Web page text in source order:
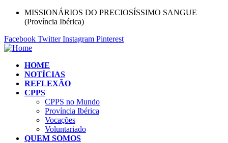
MISSIONÁRIOS DO PRECIOSÍSSIMO SANGUE
(Província Ibérica)
Facebook Twitter Instagram Pinterest
HOME
NOTÍCIAS
REFLEXÃO
CPPS
CPPS no Mundo
Província Ibérica
Vocações
Voluntariado
QUEM SOMOS